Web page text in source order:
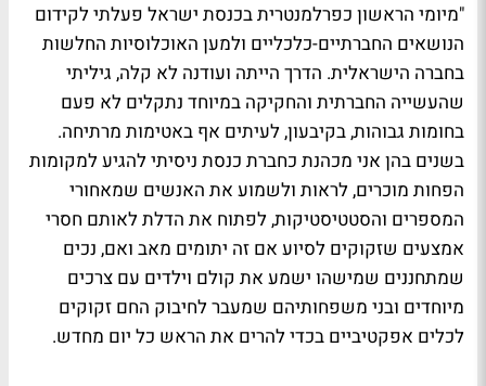
"מיומי הראשון כפרלמנטרית בכנסת ישראל פעלתי לקידום
הנושאים החברתיים-כלכליים ולמען האוכלוסיות החלשות
בחברה הישראלית. הדרך הייתה ועודנה לא קלה, גיליתי
שהעשייה החברתית והחקיקה במיוחד נתקלים לא פעם
בחומות גבוהות, בקיבעון, לעיתים אף באטימות מרתיחה.
בשנים בהן אני מכהנת כחברת כנסת ניסיתי להגיע למקומות
הפחות מוכרים, לראות ולשמוע את האנשים שמאחורי
המספרים והסטטיסטיקות, לפתוח את הדלת לאותם חסרי
אמצעים שזקוקים לסיוע אם זה יתומים מאב ואם, נכים
שמתחננים שמישהו ישמע את קולם וילדים עם צרכים
מיוחדים ובני משפחותיהם שמעבר לחיבוק החם זקוקים
לכלים אפקטיביים בכדי להרים את הראש כל יום מחדש.